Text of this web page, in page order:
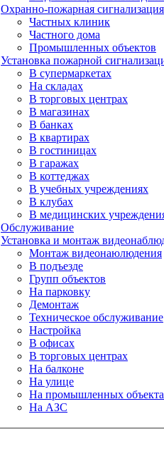
Охранно-пожарная сигнализация
Частных клиник
Частного дома
Промышленных объектов
Установка пожарной
В супермаркетах
На складах
В торговых центрах
В магазинах
В банках
В квартирах
В гостиницах
В гаражах
В коттеджах
В учебных учреждениях
В клубах
В медицинских
Обслуживание
Установка и монтаж
Монтаж видеонаюлюдения
В подъезде
Групп объектов
На парковку
Демонтаж
Техническое обслуживание
Настройка
В офисах
В торговых центрах
На балконе
На улице
На промышленных
На АЗС